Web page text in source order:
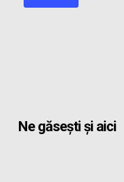
Ne găsești și aici